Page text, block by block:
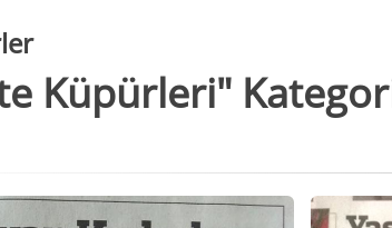
Küpürleri"